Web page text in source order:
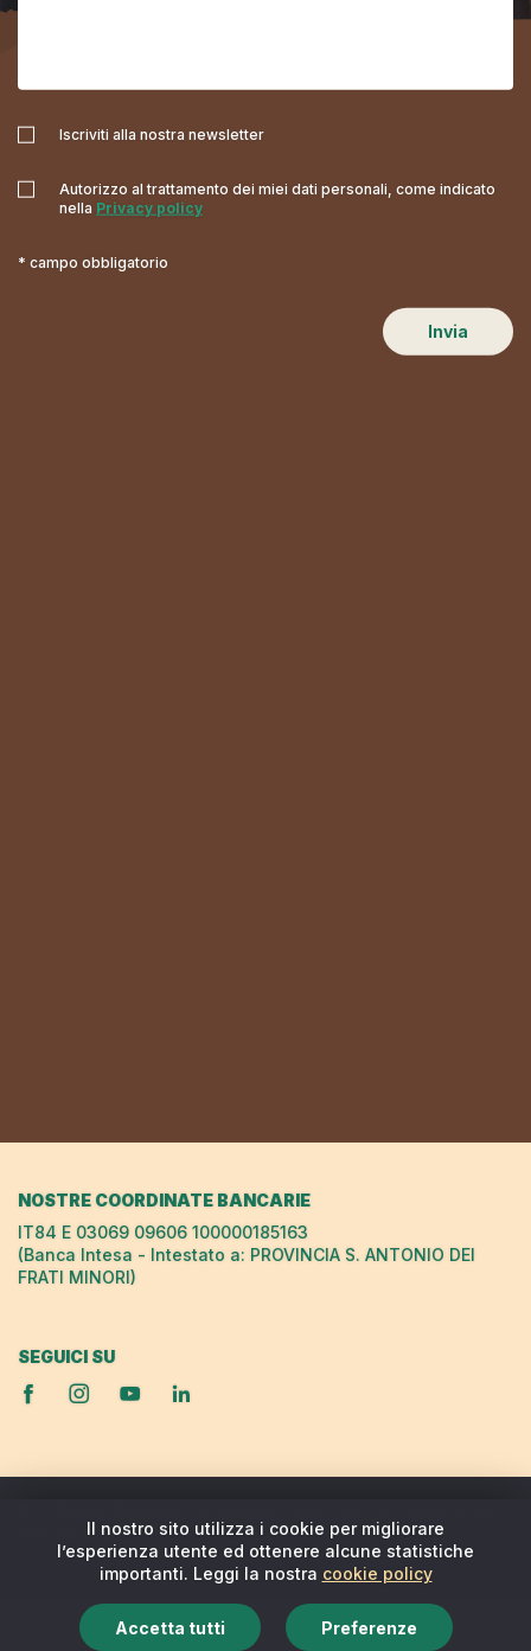
Iscriviti alla nostra newsletter
Autorizzo al trattamento dei miei dati personali, come indicato
nella Privacy policy
* campo obbligatorio
Invia
NOSTRE COORDINATE BANCARIE
IT84 E 03069 09606 100000185163
(Banca Intesa - Intestato a: PROVINCIA S. ANTONIO DEI
FRATI MINORI)
SEGUICI SU
Cookie policy | Privacy policy
Questo sito è stato progettato da{n}exus
Il nostro sito utilizza i cookie per migliorare
l’esperienza utente ed ottenere alcune statistiche
importanti. Leggi la nostra cookie policy
Accetta tutti Preferenze